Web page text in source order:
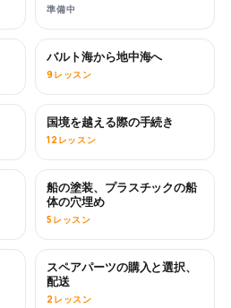
準備中
近日公開
バルト海から地中海へ
9レッスン
国境を越える際の手続き
12レッスン
近日公開
船の塗装、プラスチックの船
体の穴埋め
5レッスン
近日公開
スペアパーツの購入と選択、
配送
2レッスン